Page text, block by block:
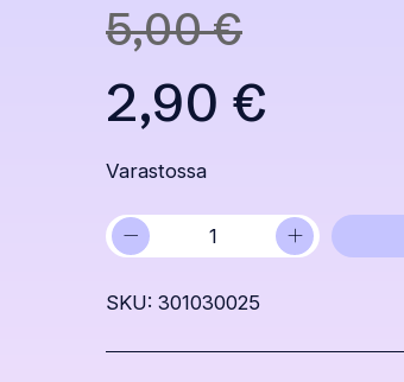
5,00€
Alkuperäinen
hinta
oli:
5,00 €.
2,90 €
Nykyinen
hinta
on:
Varastossa
America-
pumpun
o-
rengas
+
−
SKU: 301030025